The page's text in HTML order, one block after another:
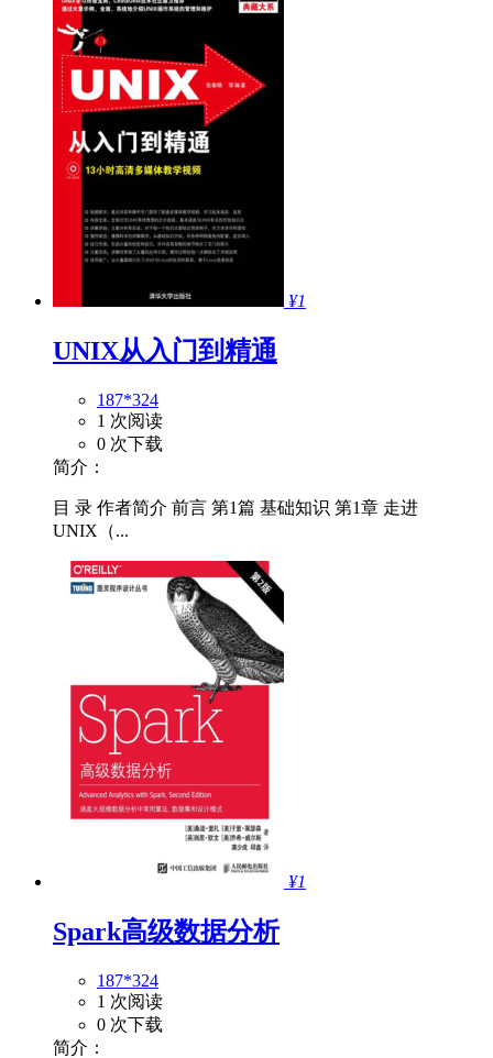
¥1
UNIX从入门到精通
187*324
1 次阅读
0 次下载
简介：
目 录 作者简介 前言 第1篇 基础知识 第1章 走进
UNIX（...
¥1
Spark高级数据分析
187*324
1 次阅读
0 次下载
简介：